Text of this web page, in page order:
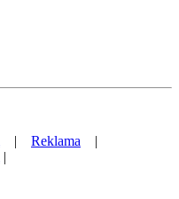
| Reklama |
|